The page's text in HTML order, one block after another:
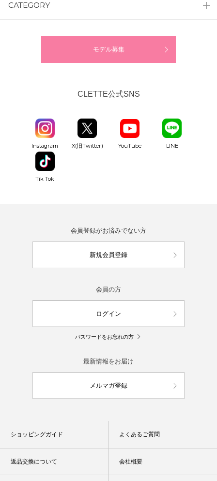
CATEGORY
モデル募集
CLETTE公式SNS
Instagram X(旧Twitter) YouTube LINE
Tik Tok
会員登録がお済みでない方
新規会員登録
会員の方
ログイン
パスワードをお忘れの方
最新情報をお届け
メルマガ登録
ショッピングガイド よくあるご質問
返品交換について 会社概要